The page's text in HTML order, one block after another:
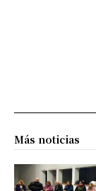
Más noticias